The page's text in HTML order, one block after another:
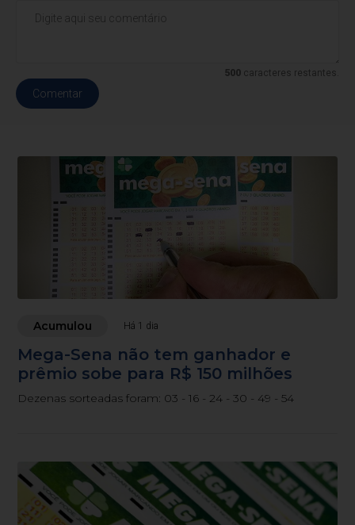
500caracteres restantes.
Comentar
Acumulou Há 1 dia
Mega-Sena não tem ganhador e
prêmio sobe para R$ 150 milhões
Dezenas sorteadas foram: 03 - 16 - 24 - 30 - 49 - 54